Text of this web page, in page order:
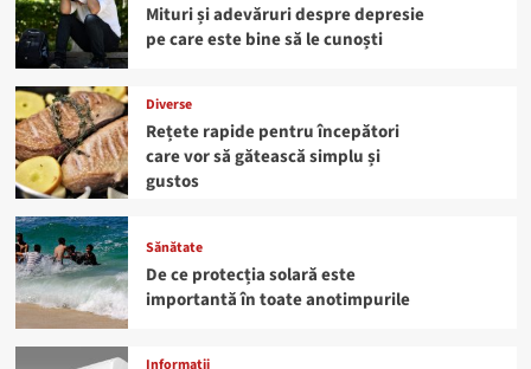
Mituri și adevăruri despre depresie
pe care este bine să le cunoști
Diverse
Rețete rapide pentru începători
care vor să gătească simplu și
gustos
Sănătate
De ce protecția solară este
importantă în toate anotimpurile